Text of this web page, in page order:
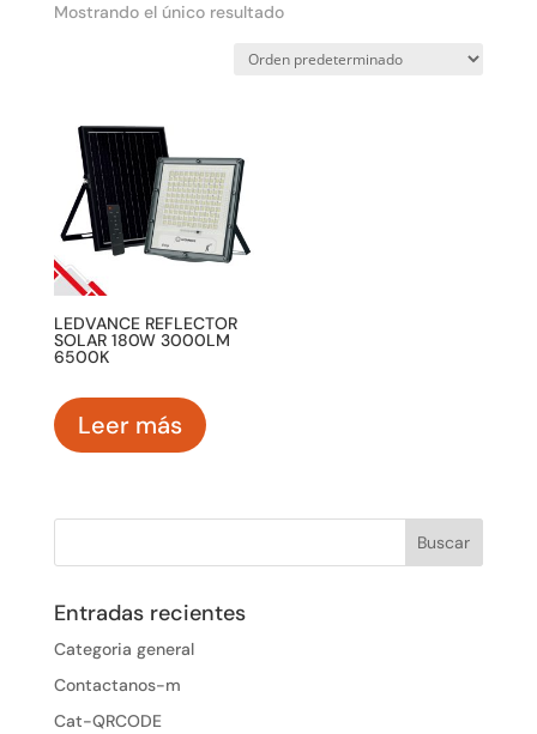
Mostrando el único resultado
LEDVANCE REFLECTOR
SOLAR 180W 3000LM
6500K
Leer más
Entradas recientes
Categoria general
Contactanos-m
Cat-QRCODE